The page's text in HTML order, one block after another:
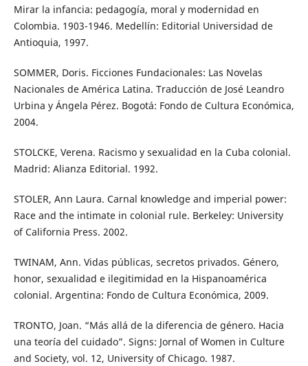
Mirar la infancia: pedagogía, moral y modernidad en
Colombia. 1903-1946. Medellín: Editorial Universidad de
Antioquia, 1997.
SOMMER, Doris. Ficciones Fundacionales: Las Novelas
Nacionales de América Latina. Traducción de José Leandro
Urbina y Ángela Pérez. Bogotá: Fondo de Cultura Económica,
2004.
STOLCKE, Verena. Racismo y sexualidad en la Cuba colonial.
Madrid: Alianza Editorial. 1992.
STOLER, Ann Laura. Carnal knowledge and imperial power:
Race and the intimate in colonial rule. Berkeley: University
of California Press. 2002.
TWINAM, Ann. Vidas públicas, secretos privados. Género,
honor, sexualidad e ilegitimidad en la Hispanoamérica
colonial. Argentina: Fondo de Cultura Económica, 2009.
TRONTO, Joan. “Más allá de la diferencia de género. Hacia
una teoría del cuidado”. Signs: Jornal of Women in Culture
and Society, vol. 12, University of Chicago. 1987.